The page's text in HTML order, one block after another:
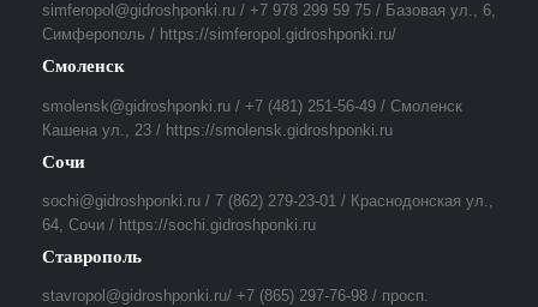
simferopol@gidroshponki.ru / +7 978 299 59 75 / Базовая ул., 6,
Симферополь / https://simferopol.gidroshponki.ru/
Смоленск
smolensk@gidroshponki.ru / +7 (481) 251-56-49 / Смоленск
Кашена ул., 23 / https://smolensk.gidroshponki.ru
Сочи
sochi@gidroshponki.ru / 7 (862) 279-23-01 / Краснодонская ул.,
64, Сочи / https://sochi.gidroshponki.ru
Ставрополь
stavropol@gidroshponki.ru/ +7 (865) 297-76-98 / просп.